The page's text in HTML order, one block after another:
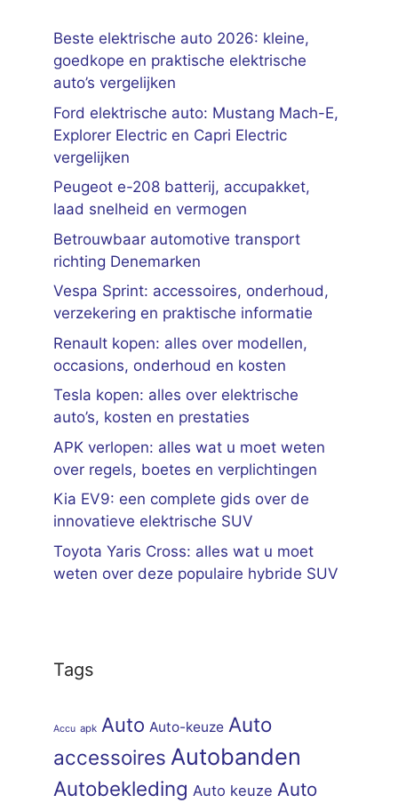
Beste elektrische auto 2026: kleine,
goedkope en praktische elektrische
auto’s vergelijken
Ford elektrische auto: Mustang Mach-E,
Explorer Electric en Capri Electric
vergelijken
Peugeot e-208 batterij, accupakket,
laad snelheid en vermogen
Betrouwbaar automotive transport
richting Denemarken
Vespa Sprint: accessoires, onderhoud,
verzekering en praktische informatie
Renault kopen: alles over modellen,
occasions, onderhoud en kosten
Tesla kopen: alles over elektrische
auto’s, kosten en prestaties
APK verlopen: alles wat u moet weten
over regels, boetes en verplichtingen
Kia EV9: een complete gids over de
innovatieve elektrische SUV
Toyota Yaris Cross: alles wat u moet
weten over deze populaire hybride SUV
Tags
Accu apk Auto Auto-keuze Auto
accessoires Autobanden
Autobekleding Auto keuze Auto